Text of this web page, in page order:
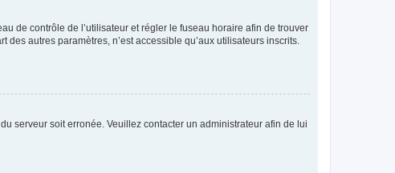
de contrôle de l’utilisateur et régler le fuseau horaire afin de trouver
autres paramètres, n’est accessible qu’aux utilisateurs inscrits.
serveur soit erronée. Veuillez contacter un administrateur afin de lui